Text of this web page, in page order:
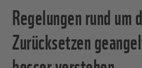
Regelungen rund um
Zurücksetzen